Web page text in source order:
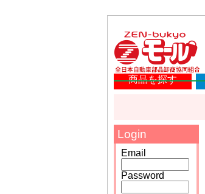
商品を探す
Login
Email
Password